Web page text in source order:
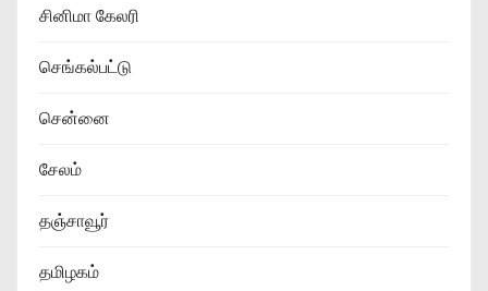
சினிமா கேலரி
செங்கல்பட்டு
சென்னை
சேலம்
தஞ்சாவூர்
தமிழகம்